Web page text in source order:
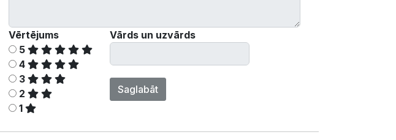
Vērtējums
5
4
3
2
1
Vārds un uzvārds
Saglabāt